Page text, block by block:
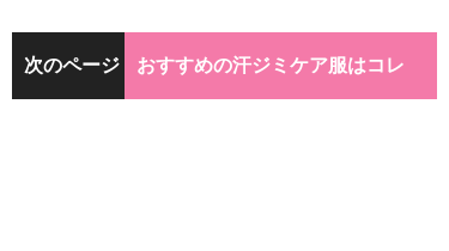
次のページ おすすめの汗ジミケア服はコレ